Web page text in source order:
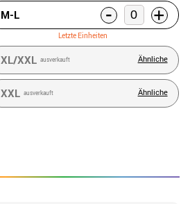
M-L - +
Letzte Einheiten
XL/XXL ausverkauft Ähnliche
XXL ausverkauft Ähnliche